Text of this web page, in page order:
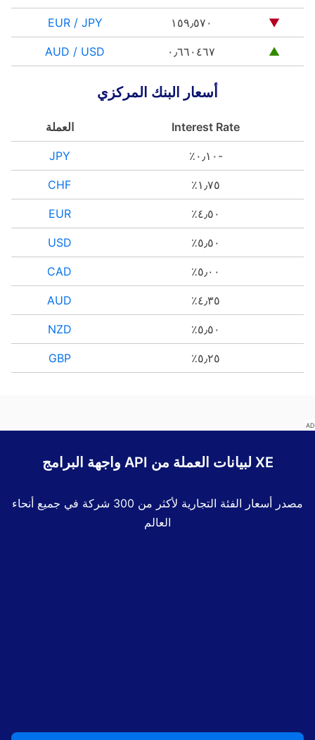
EUR / JPY ١٥٩٫٥٧٠ ▼
AUD / USD ٠٫٦٦٠٤٦٧ ▲
أسعار البنك المركزي
العملة Interest Rate
JPY ؜-٠٫١٠٪؜
CHF ١٫٧٥٪؜
EUR ٤٫٥٠٪؜
USD ٥٫٥٠٪؜
CAD ٥٫٠٠٪؜
AUD ٤٫٣٥٪؜
NZD ٥٫٥٠٪؜
GBP ٥٫٢٥٪؜
واجهة البرامج API لبيانات العملة من XE
مصدر أسعار الفئة التجارية لأكثر من 300 شركة في جميع أنحاء
العالم